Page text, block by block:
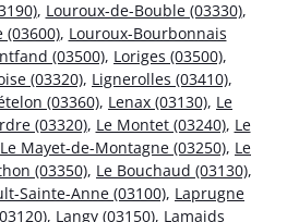
, Louroux-de-Bouble (03330),
(03600), Louroux-Bourbonnais
(03500), Loriges (03500),
(03320), Lignerolles (03410),
(03360), Lenax (03130), Le
(03320), Le Montet (03240), Le
Le Mayet-de-Montagne (03250), Le
(03350), Le Bouchaud (03130),
Sainte-Anne (03100), Laprugne
, Langy (03150), Lamaids